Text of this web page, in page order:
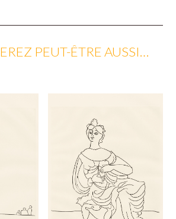
PEUT-ÊTRE AUSSI…